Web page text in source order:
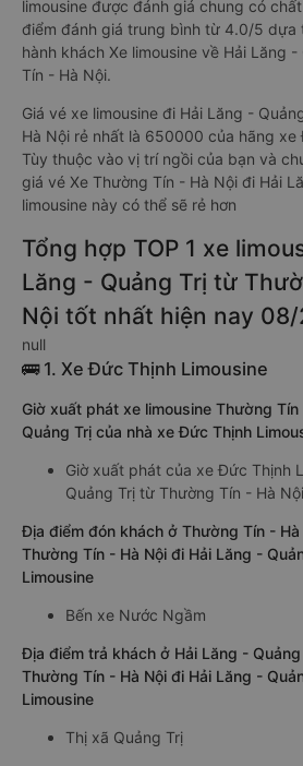
limousine được đánh giá chung có
điểm đánh giá trung bình từ 4.0/5 dựa
hành khách Xe limousine về Hải Lăng
Tín - Hà Nội.
Giá vé xe limousine đi Hải Lăng -
Hà Nội rẻ nhất là 650000 của hãng xe
Tùy thuộc vào vị trí ngồi của bạn và
giá vé Xe Thường Tín - Hà Nội đi Hải
limousine này có thể sẽ rẻ hơn
Tổng hợp TOP 1 xe
Lăng - Quảng Trị từ
Nội tốt nhất hiện nay
null
🚌 1. Xe Đức Thịnh Limousine
Giờ xuất phát xe limousine Thường
Quảng Trị của nhà xe Đức Thịnh
Giờ xuất phát của xe Đức Thịnh
Quảng Trị từ Thường Tín - Hà
Địa điểm đón khách ở Thường Tín -
Thường Tín - Hà Nội đi Hải Lăng -
Limousine
Bến xe Nước Ngầm
Địa điểm trả khách ở Hải Lăng -
Thường Tín - Hà Nội đi Hải Lăng -
Limousine
Thị xã Quảng Trị